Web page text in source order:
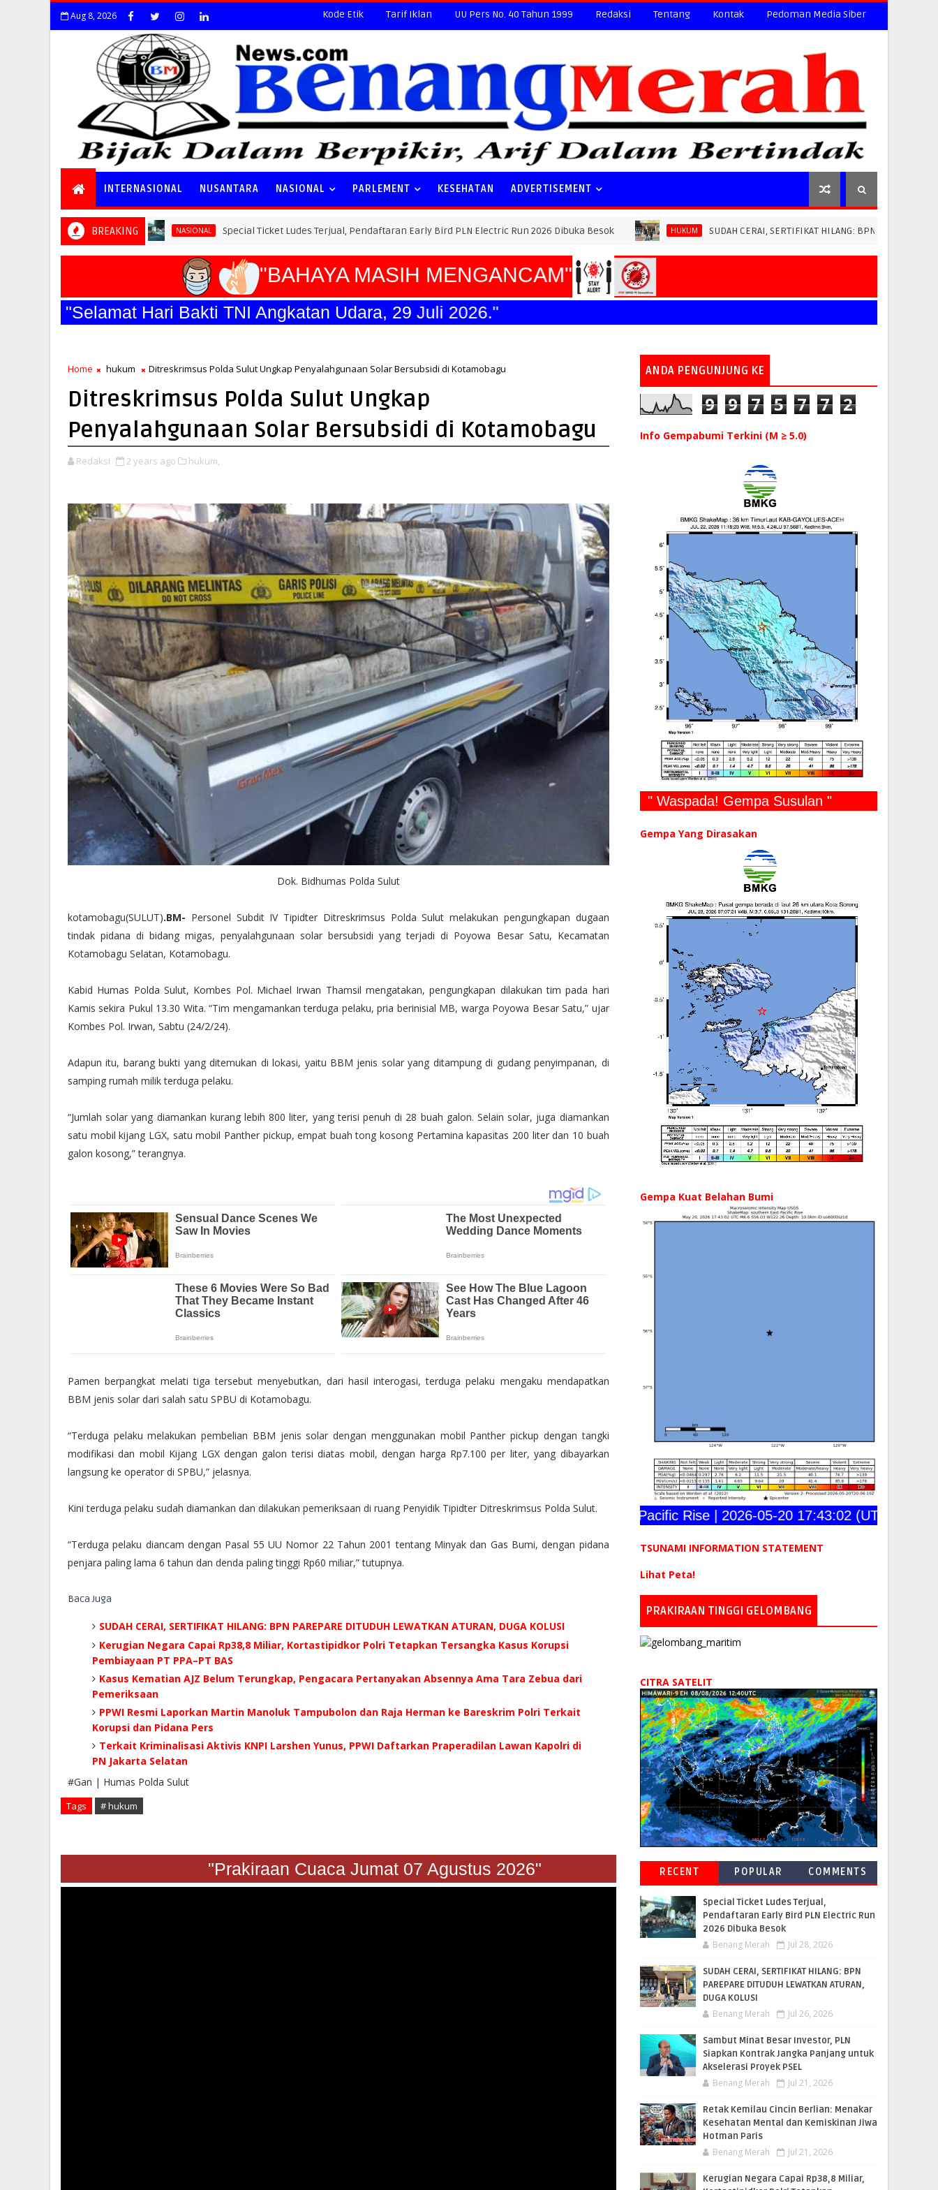
Aug 8, 2026 Kode Etik Tarif Iklan UU Pers No. 40 Tahun 1999 Redaksi Tentang Kontak Pedoman Media Siber
INTERNASIONAL NUSANTARA NASIONAL PARLEMENT KESEHATAN ADVERTISEMENT
BREAKING
NASIONAL Special Ticket Ludes Terjual, Pendaftaran Early Bird PLN Electric Run 2026 Dibuka Besok HUKUM SUDAH CERAI, SERTIFIKAT HILANG: BPN PAREPARE DITUDUH
"BAHAYA MASIH MENGANCAM"
"Selamat Hari Bakti TNI Angkatan Udara, 29 Juli 2026."
Home hukum Ditreskrimsus Polda Sulut Ungkap Penyalahgunaan Solar Bersubsidi di Kotamobagu
Ditreskrimsus Polda Sulut Ungkap
Penyalahgunaan Solar Bersubsidi di Kotamobagu
Redaksi 2 years ago hukum,
Dok. Bidhumas Polda Sulut
kotamobagu(SULUT).BM- Personel Subdit IV Tipidter Ditreskrimsus Polda Sulut melakukan pengungkapan dugaan
tindak pidana di bidang migas, penyalahgunaan solar bersubsidi yang terjadi di Poyowa Besar Satu, Kecamatan
Kotamobagu Selatan, Kotamobagu.
Kabid Humas Polda Sulut, Kombes Pol. Michael Irwan Thamsil mengatakan, pengungkapan dilakukan tim pada hari
Kamis sekira Pukul 13.30 Wita. “Tim mengamankan terduga pelaku, pria berinisial MB, warga Poyowa Besar Satu,” ujar
Kombes Pol. Irwan, Sabtu (24/2/24).
Adapun itu, barang bukti yang ditemukan di lokasi, yaitu BBM jenis solar yang ditampung di gudang penyimpanan, di
samping rumah milik terduga pelaku.
“Jumlah solar yang diamankan kurang lebih 800 liter, yang terisi penuh di 28 buah galon. Selain solar, juga diamankan
satu mobil kijang LGX, satu mobil Panther pickup, empat buah tong kosong Pertamina kapasitas 200 liter dan 10 buah
galon kosong,” terangnya.
Pamen berpangkat melati tiga tersebut menyebutkan, dari hasil interogasi, terduga pelaku mengaku mendapatkan
BBM jenis solar dari salah satu SPBU di Kotamobagu.
“Terduga pelaku melakukan pembelian BBM jenis solar dengan menggunakan mobil Panther pickup dengan tangki
modifikasi dan mobil Kijang LGX dengan galon terisi diatas mobil, dengan harga Rp7.100 per liter, yang dibayarkan
langsung ke operator di SPBU,” jelasnya.
Kini terduga pelaku sudah diamankan dan dilakukan pemeriksaan di ruang Penyidik Tipidter Ditreskrimsus Polda Sulut.
“Terduga pelaku diancam dengan Pasal 55 UU Nomor 22 Tahun 2001 tentang Minyak dan Gas Bumi, dengan pidana
penjara paling lama 6 tahun dan denda paling tinggi Rp60 miliar,” tutupnya.
Baca Juga
SUDAH CERAI, SERTIFIKAT HILANG: BPN PAREPARE DITUDUH LEWATKAN ATURAN, DUGA KOLUSI
Kerugian Negara Capai Rp38,8 Miliar, Kortastipidkor Polri Tetapkan Tersangka Kasus Korupsi
Pembiayaan PT PPA–PT BAS
Kasus Kematian AJZ Belum Terungkap, Pengacara Pertanyakan Absennya Ama Tara Zebua dari
Pemeriksaan
PPWI Resmi Laporkan Martin Manoluk Tampubolon dan Raja Herman ke Bareskrim Polri Terkait
Korupsi dan Pidana Pers
Terkait Kriminalisasi Aktivis KNPI Larshen Yunus, PPWI Daftarkan Praperadilan Lawan Kapolri di
PN Jakarta Selatan
#Gan | Humas Polda Sulut
Tags # hukum
"Prakiraan Cuaca Jumat 07 Agustus 2026"
ANDA PENGUNJUNG KE
9 9 7 5 7 7 2
Info Gempabumi Terkini (M ≥ 5.0)
" Waspada! Gempa Susulan "
Gempa Yang Dirasakan
Gempa Kuat Belahan Bumi
"M 6.6 | southern East Pacific Rise | 2026-05-20 17:43:02 (UTC) |
TSUNAMI INFORMATION STATEMENT
Lihat Peta!
PRAKIRAAN TINGGI GELOMBANG
CITRA SATELIT
RECENT POPULAR COMMENTS
Special Ticket Ludes Terjual,
Pendaftaran Early Bird PLN Electric Run
2026 Dibuka Besok
Benang Merah Jul 28, 2026
SUDAH CERAI, SERTIFIKAT HILANG: BPN
PAREPARE DITUDUH LEWATKAN ATURAN,
DUGA KOLUSI
Benang Merah Jul 26, 2026
Sambut Minat Besar Investor, PLN
Siapkan Kontrak Jangka Panjang untuk
Akselerasi Proyek PSEL
Benang Merah Jul 21, 2026
Retak Kemilau Cincin Berlian: Menakar
Kesehatan Mental dan Kemiskinan Jiwa
Hotman Paris
Benang Merah Jul 21, 2026
Kerugian Negara Capai Rp38,8 Miliar,